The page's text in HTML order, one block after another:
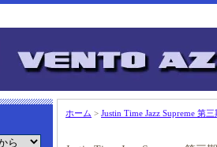
ホーム > Justin Time Jazz Supreme 第